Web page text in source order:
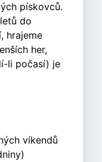
pískovců.
do
hrajeme
her,
li počasí) je
víkendů